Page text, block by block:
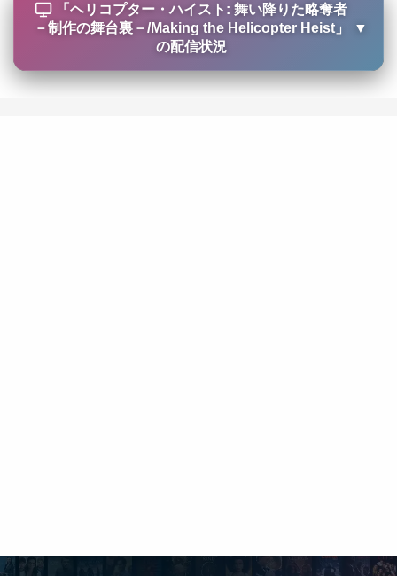
「ヘリコプター・ハイスト: 舞い降りた略奪者
－制作の舞台裏－/Making the Helicopter Heist」
の配信状況
▼